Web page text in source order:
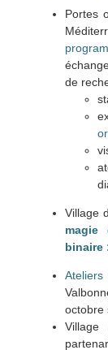
Portes
de
Village
magie
binaire
Ateliers
octobre
Village